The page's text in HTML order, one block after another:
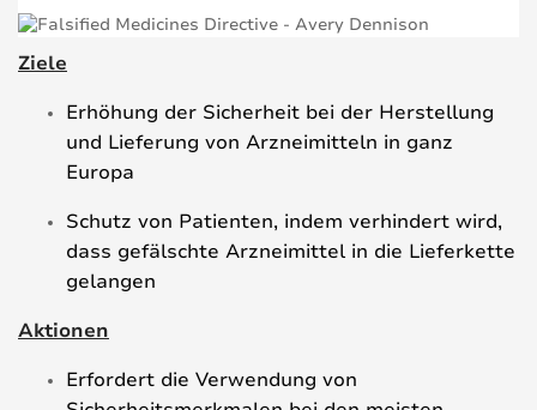
Ziele
Erhöhung der Sicherheit bei der Herstellung
und Lieferung von Arzneimitteln in ganz
Europa
Schutz von Patienten, indem verhindert wird,
dass gefälschte Arzneimittel in die Lieferkette
gelangen
Aktionen
Erfordert die Verwendung von